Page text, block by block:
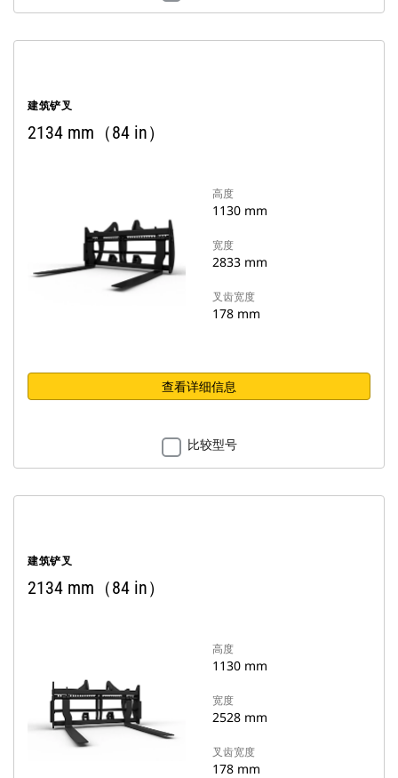
建筑铲叉
2134 mm（84 in）
高度
1130 mm
宽度
2833 mm
叉齿宽度
178 mm
查看详细信息
比较型号
建筑铲叉
2134 mm（84 in）
高度
1130 mm
宽度
2528 mm
叉齿宽度
178 mm